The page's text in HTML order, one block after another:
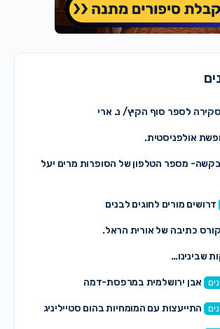
לספר סוף הקיץ/ נ. ארי
אולפניסטית.
מספר הטלפון של הסופרות מרים יעל
דרושים מורים לחוגים לבנים
כתיבה של אורית הראל.
שבינינו…
אבן ירושלמית במרפסת-דמה
התייעצות עם המומחיות בהום סטייליניג